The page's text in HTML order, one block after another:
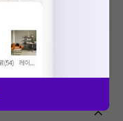
과 상이할 수 있으니, 정확
되어 있는 급여 진료 기준 가
어, 병원마다 금액이 다르게